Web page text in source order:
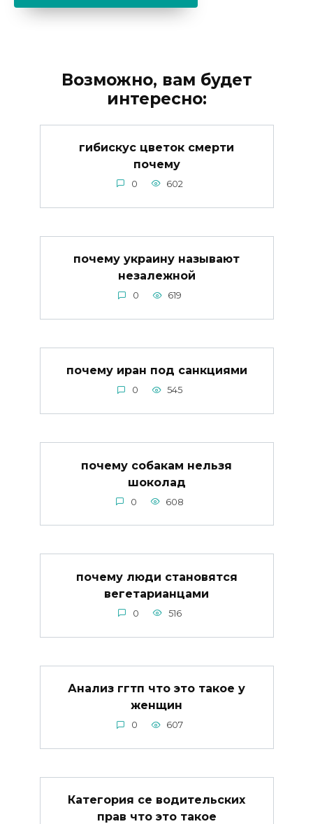
Возможно, вам будет
интересно:
гибискус цветок смерти
почему
0 602
почему украину называют
незалежной
0 619
почему иран под санкциями
0 545
почему собакам нельзя
шоколад
0 608
почему люди становятся
вегетарианцами
0 516
Анализ ггтп что это такое у
женщин
0 607
Категория се водительских
прав что это такое